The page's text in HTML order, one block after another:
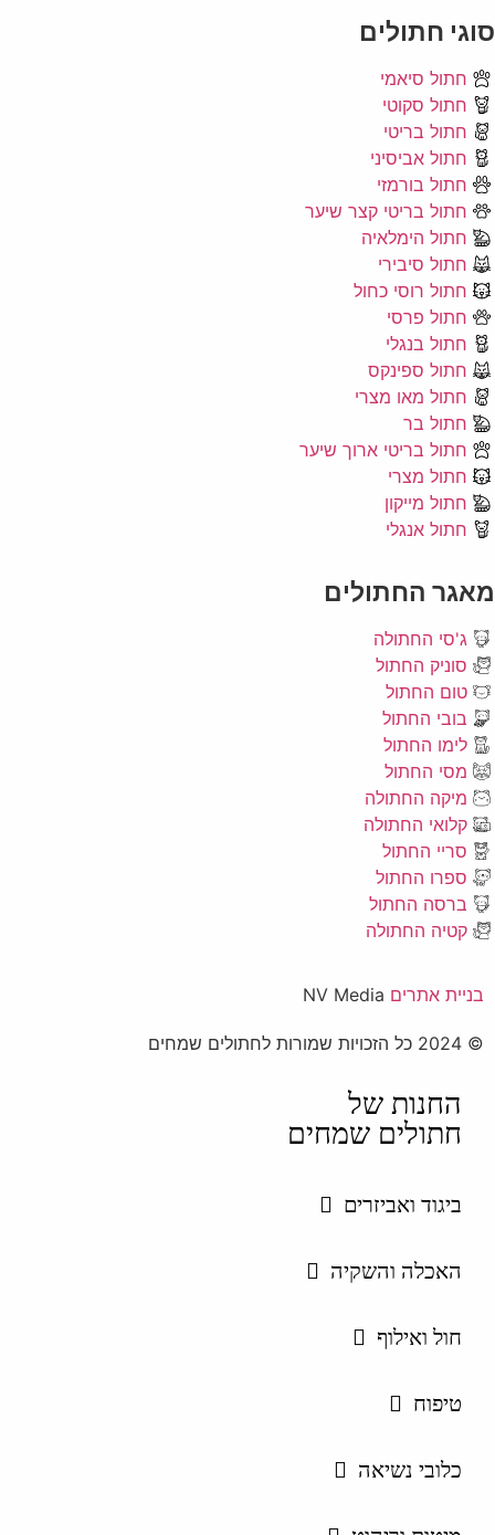
סוגי חתולים
חתול סיאמי
חתול סקוטי
חתול בריטי
חתול אביסיני
חתול בורמזי
חתול בריטי קצר שיער
חתול הימלאיה
חתול סיבירי
חתול רוסי כחול
חתול פרסי
חתול בנגלי
חתול ספינקס
חתול מאו מצרי
חתול בר
חתול בריטי ארוך שיער
חתול מצרי
חתול מייקון
חתול אנגלי
מאגר החתולים
ג'סי החתולה
סוניק החתול
טום החתול
בובי החתול
לימו החתול
מסי החתול
מיקה החתולה
קלואי החתולה
סריי החתול
ספרו החתול
ברסה החתול
קטיה החתולה
בניית אתרים
© 2024 כל הזכויות שמורות לחתולים שמחים
החנות של
חתולים שמחים
ביגוד ואביזרים
האכלה והשקיה
חול ואילוף
טיפוח
כלובי נשיאה